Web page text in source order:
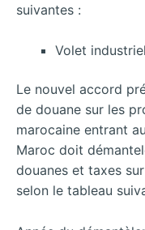
suivantes :
Volet industriel
Le nouvel accord
de douane sur les
marocaine entrant
Maroc doit
douanes et taxes
selon le tableau